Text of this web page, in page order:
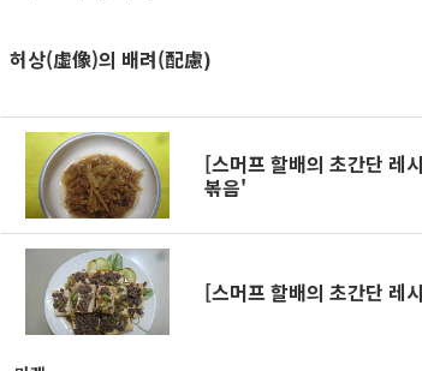
허상(虛像)의 배려(配慮)
[스머프 할배의 초간단 레
볶음'
[스머프 할배의 초간단 레